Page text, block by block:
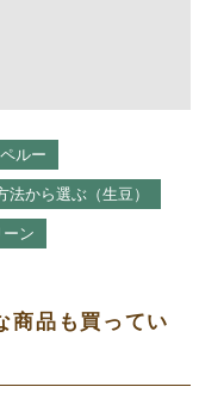
ペルー
法から選ぶ（生豆）
ン
商品も買ってい